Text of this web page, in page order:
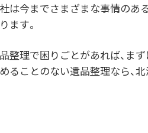
は今までさまざまな事情のあ
ます。
整理で困りごとがあれば、まず
ることのない遺品整理なら、